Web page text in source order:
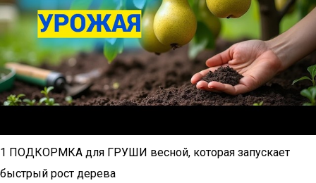
1 ПОДКОРМКА для ГРУШИ весной, которая запускает
быстрый рост дерева